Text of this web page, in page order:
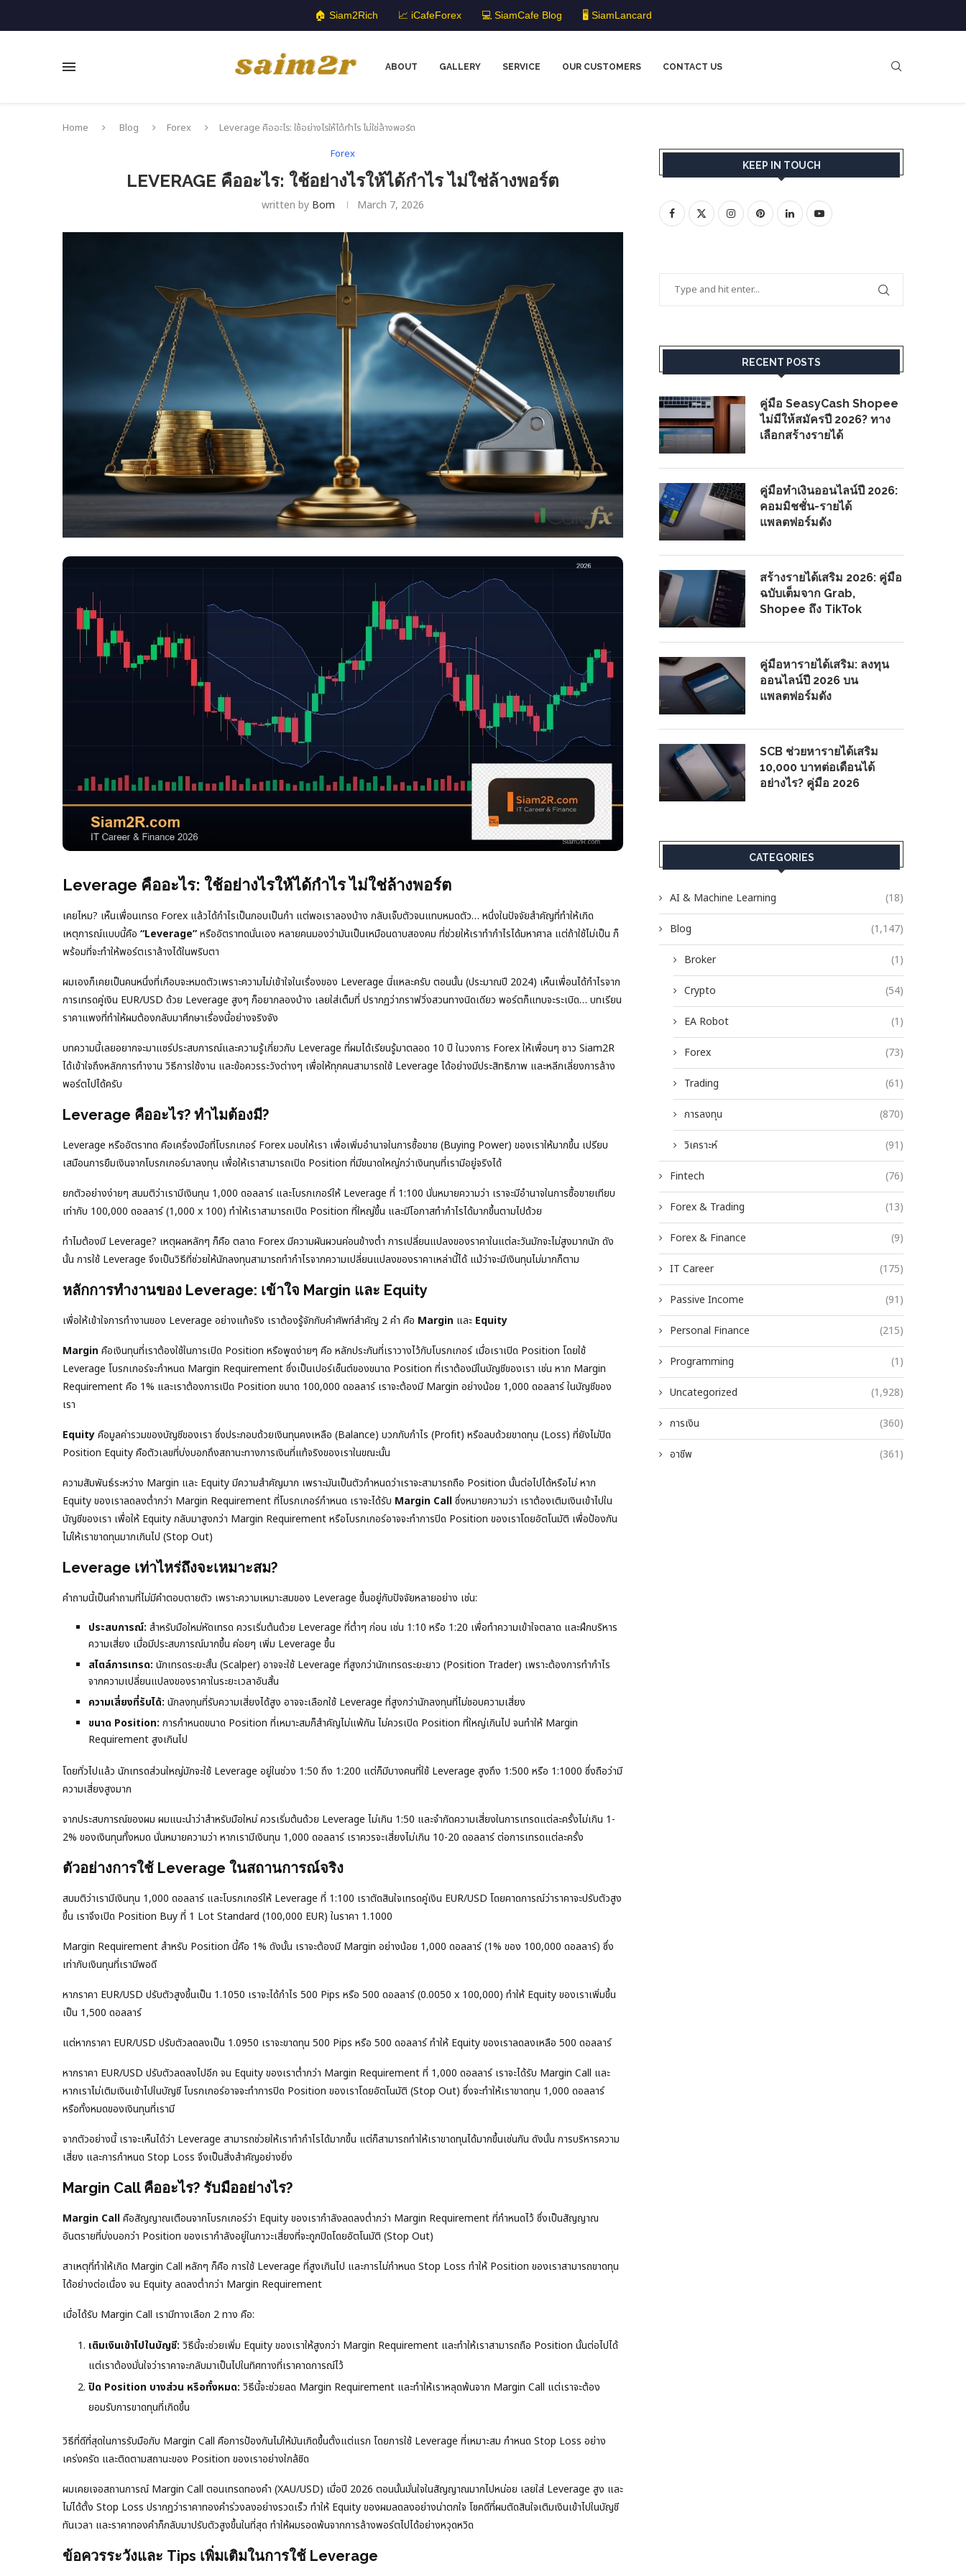
🏠 Siam2Rich 📈 iCafeForex 💻 SiamCafe Blog 🖥️ SiamLancard
ABOUT GALLERY SERVICE OUR CUSTOMERS CONTACT US
Home Blog Forex
Leverage คืออะไร: ใช้อย่างไรให้ได้กำไร ไม่ใช่ล้างพอร์ต
Forex
LEVERAGE คืออะไร: ใช้อย่างไรให้ได้กำไร ไม่ใช่ล้างพอร์ต
written by Bom March 7, 2026
Leverage คืออะไร: ใช้อย่างไรให้ได้กำไร ไม่ใช่ล้างพอร์ต
เคยไหม? เห็นเพื่อนเทรด Forex แล้วได้กำไรเป็นกอบเป็นกำ แต่พอเราลองบ้าง กลับเจ็บตัวจนแทบหมดตัว… หนึ่งในปัจจัยสำคัญที่ทำให้เกิด
เหตุการณ์แบบนี้คือ “Leverage”หรืออัตราทดนั่นเอง หลายคนมองว่ามันเป็นเหมือนดาบสองคม ที่ช่วยให้เราทำกำไรได้มหาศาล แต่ถ้าใช้ไม่เป็น ก็
พร้อมที่จะทำให้พอร์ตเราล้างได้ในพริบตา
ผมเองก็เคยเป็นคนหนึ่งที่เกือบจะหมดตัวเพราะความไม่เข้าใจในเรื่องของ Leverage นี่แหละครับ ตอนนั้น (ประมาณปี 2024) เห็นเพื่อนได้กำไรจาก
การเทรดคู่เงิน EUR/USD ด้วย Leverage สูงๆ ก็อยากลองบ้าง เลยใส่เต็มที่ ปรากฏว่ากราฟวิ่งสวนทางนิดเดียว พอร์ตก็แทบจะระเบิด… บทเรียน
ราคาแพงที่ทำให้ผมต้องกลับมาศึกษาเรื่องนี้อย่างจริงจัง
บทความนี้เลยอยากจะมาแชร์ประสบการณ์และความรู้เกี่ยวกับ Leverage ที่ผมได้เรียนรู้มาตลอด 10 ปี ในวงการ Forex ให้เพื่อนๆ ชาว Siam2R
ได้เข้าใจถึงหลักการทำงาน วิธีการใช้งาน และข้อควรระวังต่างๆ เพื่อให้ทุกคนสามารถใช้ Leverage ได้อย่างมีประสิทธิภาพ และหลีกเลี่ยงการล้าง
พอร์ตไปได้ครับ
Leverage คืออะไร? ทำไมต้องมี?
Leverage หรืออัตราทด คือเครื่องมือที่โบรกเกอร์ Forex มอบให้เรา เพื่อเพิ่มอำนาจในการซื้อขาย (Buying Power) ของเราให้มากขึ้น เปรียบ
เสมือนการยืมเงินจากโบรกเกอร์มาลงทุน เพื่อให้เราสามารถเปิด Position ที่มีขนาดใหญ่กว่าเงินทุนที่เรามีอยู่จริงได้
ยกตัวอย่างง่ายๆ สมมติว่าเรามีเงินทุน 1,000 ดอลลาร์ และโบรกเกอร์ให้ Leverage ที่ 1:100 นั่นหมายความว่า เราจะมีอำนาจในการซื้อขายเทียบ
เท่ากับ 100,000 ดอลลาร์ (1,000 x 100) ทำให้เราสามารถเปิด Position ที่ใหญ่ขึ้น และมีโอกาสทำกำไรได้มากขึ้นตามไปด้วย
ทำไมต้องมี Leverage? เหตุผลหลักๆ ก็คือ ตลาด Forex มีความผันผวนค่อนข้างต่ำ การเปลี่ยนแปลงของราคาในแต่ละวันมักจะไม่สูงมากนัก ดัง
นั้น การใช้ Leverage จึงเป็นวิธีที่ช่วยให้นักลงทุนสามารถทำกำไรจากความเปลี่ยนแปลงของราคาเหล่านี้ได้ แม้ว่าจะมีเงินทุนไม่มากก็ตาม
หลักการทำงานของ Leverage: เข้าใจ Margin และ Equity
เพื่อให้เข้าใจการทำงานของ Leverage อย่างแท้จริง เราต้องรู้จักกับคำศัพท์สำคัญ 2 คำ คือ Margin และ Equity
Margin คือเงินทุนที่เราต้องใช้ในการเปิด Position หรือพูดง่ายๆ คือ หลักประกันที่เราวางไว้กับโบรกเกอร์ เมื่อเราเปิด Position โดยใช้
Leverage โบรกเกอร์จะกำหนด Margin Requirement ซึ่งเป็นเปอร์เซ็นต์ของขนาด Position ที่เราต้องมีในบัญชีของเรา เช่น หาก Margin
Requirement คือ 1% และเราต้องการเปิด Position ขนาด 100,000 ดอลลาร์ เราจะต้องมี Margin อย่างน้อย 1,000 ดอลลาร์ ในบัญชีของ
เรา
Equityคือมูลค่ารวมของบัญชีของเรา ซึ่งประกอบด้วยเงินทุนคงเหลือ (Balance) บวกกับกำไร (Profit) หรือลบด้วยขาดทุน (Loss) ที่ยังไม่ปิด
Position Equity คือตัวเลขที่บ่งบอกถึงสถานะทางการเงินที่แท้จริงของเราในขณะนั้น
ความสัมพันธ์ระหว่าง Margin และ Equity มีความสำคัญมาก เพราะมันเป็นตัวกำหนดว่าเราจะสามารถถือ Position นั้นต่อไปได้หรือไม่ หาก
Equity ของเราลดลงต่ำกว่า Margin Requirement ที่โบรกเกอร์กำหนด เราจะได้รับ Margin Callซึ่งหมายความว่า เราต้องเติมเงินเข้าไปใน
บัญชีของเรา เพื่อให้ Equity กลับมาสูงกว่า Margin Requirement หรือโบรกเกอร์อาจจะทำการปิด Position ของเราโดยอัตโนมัติ เพื่อป้องกัน
ไม่ให้เราขาดทุนมากเกินไป (Stop Out)
Leverage เท่าไหร่ถึงจะเหมาะสม?
คำถามนี้เป็นคำถามที่ไม่มีคำตอบตายตัว เพราะความเหมาะสมของ Leverage ขึ้นอยู่กับปัจจัยหลายอย่าง เช่น:
ประสบการณ์: สำหรับมือใหม่หัดเทรด ควรเริ่มต้นด้วย Leverage ที่ต่ำๆ ก่อน เช่น 1:10 หรือ 1:20 เพื่อทำความเข้าใจตลาด และฝึกบริหาร
ความเสี่ยง เมื่อมีประสบการณ์มากขึ้น ค่อยๆ เพิ่ม Leverage ขึ้น
สไตล์การเทรด: นักเทรดระยะสั้น (Scalper) อาจจะใช้ Leverage ที่สูงกว่านักเทรดระยะยาว (Position Trader) เพราะต้องการทำกำไร
จากความเปลี่ยนแปลงของราคาในระยะเวลาอันสั้น
ความเสี่ยงที่รับได้: นักลงทุนที่รับความเสี่ยงได้สูง อาจจะเลือกใช้ Leverage ที่สูงกว่านักลงทุนที่ไม่ชอบความเสี่ยง
ขนาด Position: การกำหนดขนาด Position ที่เหมาะสมก็สำคัญไม่แพ้กัน ไม่ควรเปิด Position ที่ใหญ่เกินไป จนทำให้ Margin
Requirement สูงเกินไป
โดยทั่วไปแล้ว นักเทรดส่วนใหญ่มักจะใช้ Leverage อยู่ในช่วง 1:50 ถึง 1:200 แต่ก็มีบางคนที่ใช้ Leverage สูงถึง 1:500 หรือ 1:1000 ซึ่งถือว่ามี
ความเสี่ยงสูงมาก
จากประสบการณ์ของผม ผมแนะนำว่าสำหรับมือใหม่ ควรเริ่มต้นด้วย Leverage ไม่เกิน 1:50 และจำกัดความเสี่ยงในการเทรดแต่ละครั้งไม่เกิน 1-
2% ของเงินทุนทั้งหมด นั่นหมายความว่า หากเรามีเงินทุน 1,000 ดอลลาร์ เราควรจะเสี่ยงไม่เกิน 10-20 ดอลลาร์ ต่อการเทรดแต่ละครั้ง
ตัวอย่างการใช้ Leverage ในสถานการณ์จริง
สมมติว่าเรามีเงินทุน 1,000 ดอลลาร์ และโบรกเกอร์ให้ Leverage ที่ 1:100 เราตัดสินใจเทรดคู่เงิน EUR/USD โดยคาดการณ์ว่าราคาจะปรับตัวสูง
ขึ้น เราจึงเปิด Position Buy ที่ 1 Lot Standard (100,000 EUR) ในราคา 1.1000
Margin Requirement สำหรับ Position นี้คือ 1% ดังนั้น เราจะต้องมี Margin อย่างน้อย 1,000 ดอลลาร์ (1% ของ 100,000 ดอลลาร์) ซึ่ง
เท่ากับเงินทุนที่เรามีพอดี
หากราคา EUR/USD ปรับตัวสูงขึ้นเป็น 1.1050 เราจะได้กำไร 500 Pips หรือ 500 ดอลลาร์ (0.0050 x 100,000) ทำให้ Equity ของเราเพิ่มขึ้น
เป็น 1,500 ดอลลาร์
แต่หากราคา EUR/USD ปรับตัวลดลงเป็น 1.0950 เราจะขาดทุน 500 Pips หรือ 500 ดอลลาร์ ทำให้ Equity ของเราลดลงเหลือ 500 ดอลลาร์
หากราคา EUR/USD ปรับตัวลดลงไปอีก จน Equity ของเราต่ำกว่า Margin Requirement ที่ 1,000 ดอลลาร์ เราจะได้รับ Margin Call และ
หากเราไม่เติมเงินเข้าไปในบัญชี โบรกเกอร์อาจจะทำการปิด Position ของเราโดยอัตโนมัติ (Stop Out) ซึ่งจะทำให้เราขาดทุน 1,000 ดอลลาร์
หรือทั้งหมดของเงินทุนที่เรามี
จากตัวอย่างนี้ เราจะเห็นได้ว่า Leverage สามารถช่วยให้เราทำกำไรได้มากขึ้น แต่ก็สามารถทำให้เราขาดทุนได้มากขึ้นเช่นกัน ดังนั้น การบริหารความ
เสี่ยง และการกำหนด Stop Loss จึงเป็นสิ่งสำคัญอย่างยิ่ง
Margin Call คืออะไร? รับมืออย่างไร?
Margin Callคือสัญญาณเตือนจากโบรกเกอร์ว่า Equity ของเรากำลังลดลงต่ำกว่า Margin Requirement ที่กำหนดไว้ ซึ่งเป็นสัญญาณ
อันตรายที่บ่งบอกว่า Position ของเรากำลังอยู่ในภาวะเสี่ยงที่จะถูกปิดโดยอัตโนมัติ (Stop Out)
สาเหตุที่ทำให้เกิด Margin Call หลักๆ ก็คือ การใช้ Leverage ที่สูงเกินไป และการไม่กำหนด Stop Loss ทำให้ Position ของเราสามารถขาดทุน
ได้อย่างต่อเนื่อง จน Equity ลดลงต่ำกว่า Margin Requirement
เมื่อได้รับ Margin Call เรามีทางเลือก 2 ทาง คือ:
เติมเงินเข้าไปในบัญชี: วิธีนี้จะช่วยเพิ่ม Equity ของเราให้สูงกว่า Margin Requirement และทำให้เราสามารถถือ Position นั้นต่อไปได้
แต่เราต้องมั่นใจว่าราคาจะกลับมาเป็นไปในทิศทางที่เราคาดการณ์ไว้
ปิด Position บางส่วน หรือทั้งหมด: วิธีนี้จะช่วยลด Margin Requirement และทำให้เราหลุดพ้นจาก Margin Call แต่เราจะต้อง
ยอมรับการขาดทุนที่เกิดขึ้น
วิธีที่ดีที่สุดในการรับมือกับ Margin Call คือการป้องกันไม่ให้มันเกิดขึ้นตั้งแต่แรก โดยการใช้ Leverage ที่เหมาะสม กำหนด Stop Loss อย่าง
เคร่งครัด และติดตามสถานะของ Position ของเราอย่างใกล้ชิด
ผมเคยเจอสถานการณ์ Margin Call ตอนเทรดทองคำ (XAU/USD) เมื่อปี 2026 ตอนนั้นมั่นใจในสัญญาณมากไปหน่อย เลยใส่ Leverage สูง และ
ไม่ได้ตั้ง Stop Loss ปรากฏว่าราคาทองคำร่วงลงอย่างรวดเร็ว ทำให้ Equity ของผมลดลงอย่างน่าตกใจ โชคดีที่ผมตัดสินใจเติมเงินเข้าไปในบัญชี
ทันเวลา และราคาทองคำก็กลับมาปรับตัวสูงขึ้นในที่สุด ทำให้ผมรอดพ้นจากการล้างพอร์ตไปได้อย่างหวุดหวิด
ข้อควรระวังและ Tips เพิ่มเติมในการใช้ Leverage
KEEP IN TOUCH
RECENT POSTS
คู่มือ SeasyCash Shopee
ไม่มีให้สมัครปี 2026? ทาง
เลือกสร้างรายได้
คู่มือทำเงินออนไลน์ปี 2026:
คอมมิชชั่น-รายได้
แพลตฟอร์มดัง
สร้างรายได้เสริม 2026: คู่มือ
ฉบับเต็มจาก Grab,
Shopee ถึง TikTok
คู่มือหารายได้เสริม: ลงทุน
ออนไลน์ปี 2026 บน
แพลตฟอร์มดัง
SCB ช่วยหารายได้เสริม
10,000 บาทต่อเดือนได้
อย่างไร? คู่มือ 2026
CATEGORIES
AI & Machine Learning (18)
Blog (1,147)
Broker (1)
Crypto (54)
EA Robot (1)
Forex (73)
Trading (61)
การลงทุน (870)
วิเคราะห์ (91)
Fintech (76)
Forex & Trading (13)
Forex & Finance (9)
IT Career (175)
Passive Income (91)
Personal Finance (215)
Programming (1)
Uncategorized (1,928)
การเงิน (360)
อาชีพ (361)